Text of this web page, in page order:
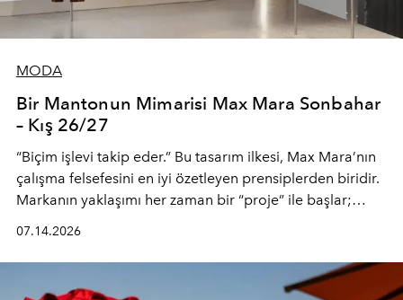
MODA
Bir Mantonun Mimarisi Max Mara Sonbahar
– Kış 26/27
“Biçim işlevi takip eder.” Bu tasarım ilkesi, Max Mara’nın
çalışma felsefesini en iyi özetleyen prensiplerden biridir.
Markanın yaklaşımı her zaman bir “proje” ile başlar;
(savoir-faire) buluşan parçalara dönüştürmek.
07.14.2026